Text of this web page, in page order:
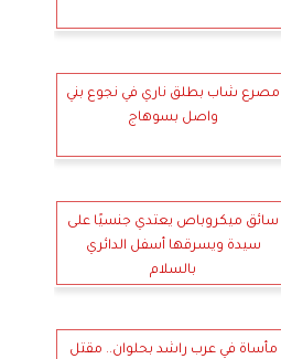
مصرع شاب بطلق ناري في نجوع بني
واصل بسوهاج
سائق ميكروباص يعتدي جنسيًا على
سيدة ويسرقها أسفل الدائري
بالسلام
مأساة في عرب راشد بحلوان.. مقتل